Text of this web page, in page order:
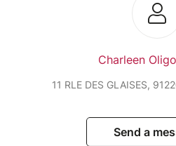
Charleen
11 RLE DES GLAISES,
Send a